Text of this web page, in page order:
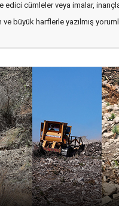
edici cümleler veya imalar,
büyük harflerle yazılmış